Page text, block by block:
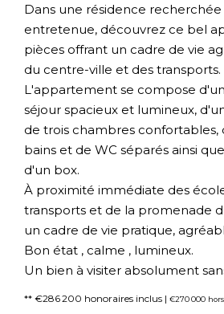
Dans une résidence
entretenue, découvrez ce bel
pièces offrant un cadre de vie
du centre-ville et des transports.
L'appartement se compose
séjour spacieux et lumineux,
de trois chambres confortables,
bains et de WC séparés ainsi
d'un box.
À proximité immédiate des
transports et de la promenade
un cadre de vie pratique,
Bon état , calme , lumineux.
Un bien à visiter absolument
** €286 200 honoraires inclus | €270 000